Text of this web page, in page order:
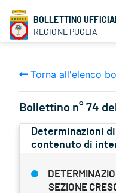
BOLLETTINO
REGIONE PUGLIA
Torna all'elenco
Bollettino n° 74
Determinazioni
contenuto di
SEZIONE